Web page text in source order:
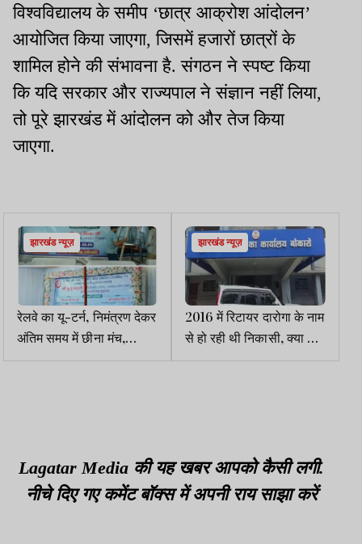
विश्वविद्यालय के समीप ‘छात्र आक्रोश आंदोलन’
आयोजित किया जाएगा, जिसमें हजारों छात्रों के
शामिल होने की संभावना है. संगठन ने स्पष्ट किया
कि यदि सरकार और राज्यपाल ने संज्ञान नहीं लिया,
तो पूरे झारखंड में आंदोलन को और तेज किया
जाएगा.
झारखंड न्यूज़
रेलवे का यू-टर्न, निमंत्रण देकर
अंतिम समय में छीना मंच,
धनबाद की सियासत गरमायी,
झारखंड न्यूज़
2016 में रिटायर दारोगा के नाम
से हो रही थी निकासी, क्या कर
रहे थे डीडीओ और ट्रेजरी
Lagatar Media की यह खबर आपको कैसी लगी.
नीचे दिए गए कमेंट बॉक्स में अपनी राय साझा करें